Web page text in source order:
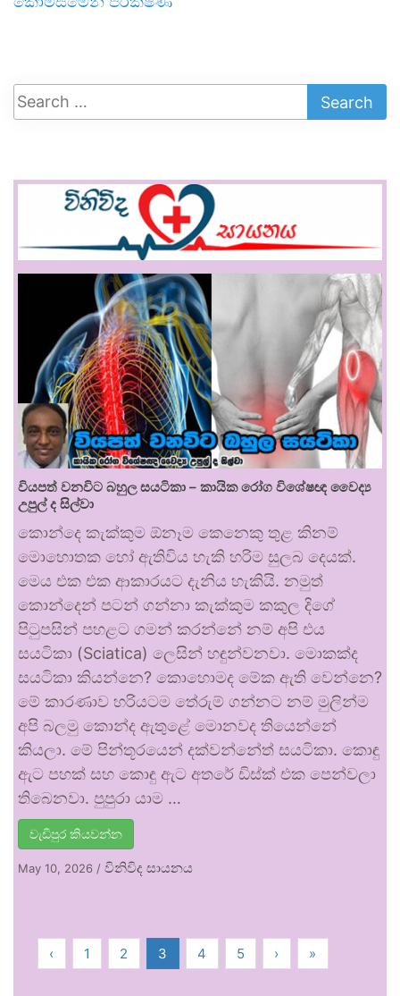
වියපත් වනවිට බහුල සයටිකා – කායික රෝග විශේෂඥ වෛද්‍ය
උපුල් ද සිල්වා
කොන්දෙ කැක්කුම ඕනෑම කෙනෙකු තුළ කිනම්
මොහොතක හෝ ඇතිවිය හැකි හරිම සුලබ දෙයක්.
මෙය එක එක ආකාරයට දැනිය හැකියි. නමුත්
කොන්දෙන් පටන් ගන්නා කැක්කුම කකුල දිගේ
පිටුපසින් පහළට ගමන් කරන්නේ නම් අපි එය
සයටිකා (Sciatica) ලෙසින් හඳුන්වනවා. මොකක්ද
සයටිකා කියන්නෙ? කොහොමද මේක ඇති වෙන්නෙ?
මේ කාරණාව හරියටම තේරුම් ගන්නට නම් මුලින්ම
අපි බලමු කොන්ද ඇතුළේ මොනවද තියෙන්නේ
කියලා. මේ පින්තූරයෙන් දක්වන්නේත් සයටිකා. කොඳු
ඇට පහක් සහ කොඳු ඇට අතරේ ඩිස්ක් එක පෙන්වලා
තිබෙනවා. පුපුරා යාම …
වැඩිපුර කියවන්න
May 10, 2026 / විනිවිද සායනය
‹ 1 2 3 4 5 › »